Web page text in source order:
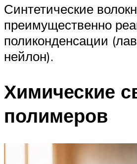
Синтетические
преимущественно
поликонденсации
нейлон).
Химические
полимеров